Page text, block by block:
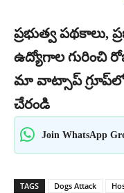
ప్రభుత్వ పథకాలు,
ఉద్యోగాల గురించి
మా వాట్సాప్
చేరండి
Join WhatsApp
TAGS Dogs Attack